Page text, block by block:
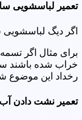
تعمیر لباسشویی
اگر دیگ لباسشویی
برای مثال اگر
خراب شده باشند
رخداد این موضوع
تعمیر نشت دادن